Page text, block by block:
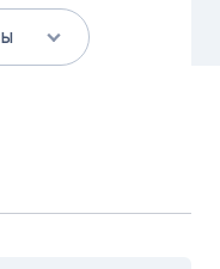
портала